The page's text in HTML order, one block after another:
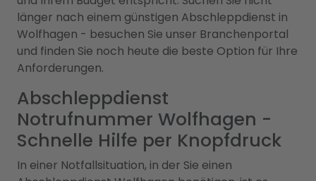
länger nach einem günstigen Abschleppdienst in
Wolfhagen - besuchen Sie unser Branchenportal
und finden Sie noch heute die beste Option für Ihre
Anforderungen.
Abschleppdienst
Notrufnummer Wolfhagen -
Schnelle Hilfe per Knopfdruck
In einer Notfallsituation, in der Sie einen